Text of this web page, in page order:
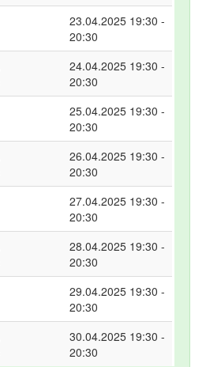
23.04.2025 19:30 -
20:30
24.04.2025 19:30 -
20:30
25.04.2025 19:30 -
20:30
26.04.2025 19:30 -
20:30
27.04.2025 19:30 -
20:30
28.04.2025 19:30 -
20:30
29.04.2025 19:30 -
20:30
30.04.2025 19:30 -
20:30